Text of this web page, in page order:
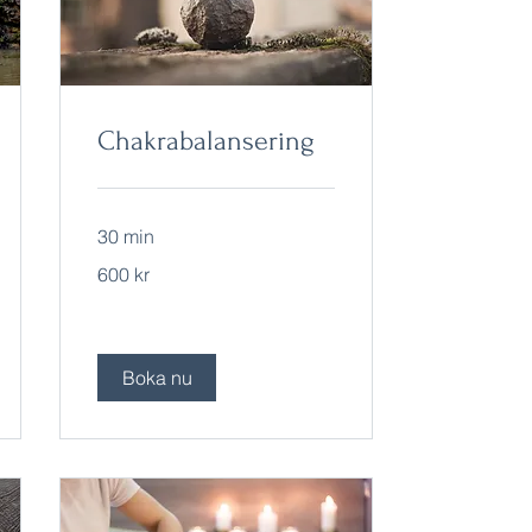
Chakrabalansering
30 min
svenska
600 kr
Boka nu